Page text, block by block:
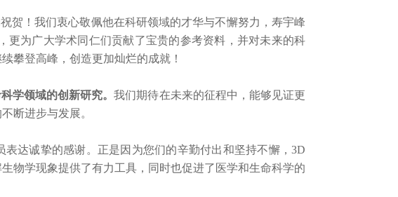
贺！我们衷心敬佩他在科研领域的才华与不懈努力，寿宇峰
更为广大学术同仁们贡献了宝贵的参考资料，并对未来的科
攀登高峰，创造更加灿烂的成就！
学领域的创新研究。我们期待在未来的征程中，能够见证更
断进步与发展。
诚挚的感谢。正是因为您们的辛勤付出和坚持不懈，3D
物学现象提供了有力工具，同时也促进了医学和生命科学的